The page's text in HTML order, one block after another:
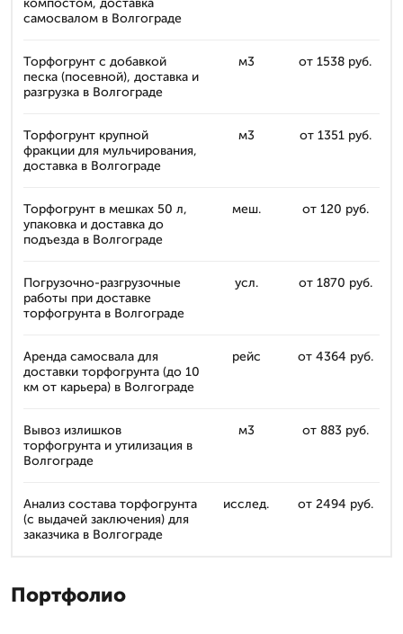
компостом, доставка
самосвалом в Волгограде
Торфогрунт с добавкой
песка (посевной), доставка и
разгрузка в Волгограде
м3 от 1538 руб.
Торфогрунт крупной
фракции для мульчирования,
доставка в Волгограде
м3 от 1351 руб.
Торфогрунт в мешках 50 л,
упаковка и доставка до
подъезда в Волгограде
меш. от 120 руб.
Погрузочно-разгрузочные
работы при доставке
торфогрунта в Волгограде
усл. от 1870 руб.
Аренда самосвала для
доставки торфогрунта (до 10
км от карьера) в Волгограде
рейс от 4364 руб.
Вывоз излишков
торфогрунта и утилизация в
Волгограде
м3 от 883 руб.
Анализ состава торфогрунта
(с выдачей заключения) для
заказчика в Волгограде
исслед. от 2494 руб.
Портфолио